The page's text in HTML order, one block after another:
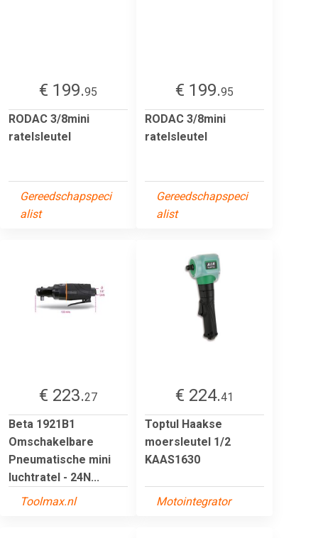
€ 199.95
RODAC 3/8mini
ratelsleutel
Gereedschapspeci
alist
€ 199.95
RODAC 3/8mini
ratelsleutel
Gereedschapspeci
alist
€ 223.27
Beta 1921B1
Omschakelbare
Pneumatische mini
luchtratel - 24N...
Toolmax.nl
€ 224.41
Toptul Haakse
moersleutel 1/2
KAAS1630
Motointegrator